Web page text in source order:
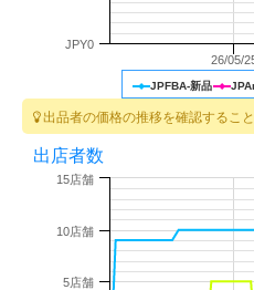
JPFBA-新品
26/05/
JPY0
出品者の価格の推移を確認すること
出店者数
5店舗
10店舗
15店舗